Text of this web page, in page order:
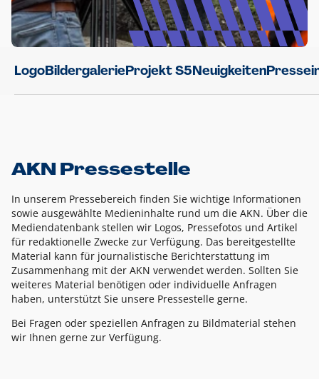
LogoBildergalerieProjekt S5Neuigkeiten
AKN Pressestelle
In unserem Pressebereich finden Sie wichtige Informationen
sowie ausgewählte Medieninhalte rund um die AKN. Über die
Mediendatenbank stellen wir Logos, Pressefotos und Artikel
für redaktionelle Zwecke zur Verfügung. Das bereitgestellte
Material kann für journalistische Berichterstattung im
Zusammenhang mit der AKN verwendet werden. Sollten Sie
weiteres Material benötigen oder individuelle Anfragen
haben, unterstützt Sie unsere Pressestelle gerne.
Bei Fragen oder speziellen Anfragen zu Bildmaterial stehen
wir Ihnen gerne zur Verfügung.